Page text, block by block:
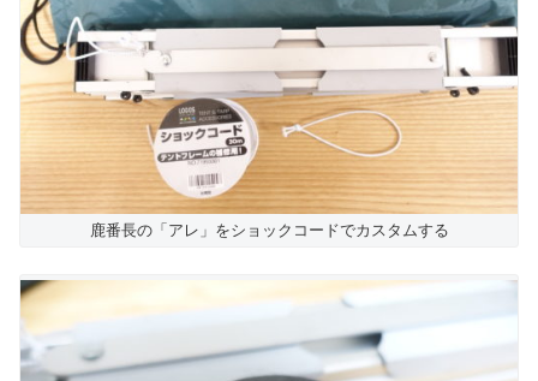
鹿番長の「アレ」をショックコードでカスタムする